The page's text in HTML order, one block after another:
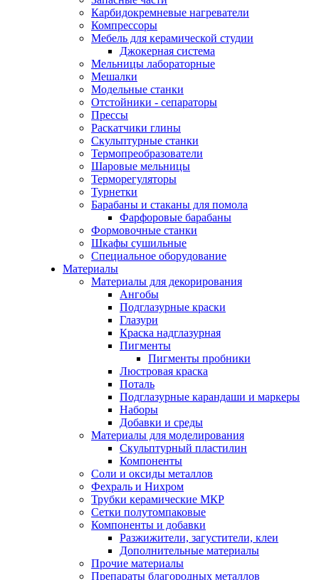
Карбидокремневые нагреватели
Компрессоры
Мебель для керамической студии
Джокерная система
Мельницы лабораторные
Мешалки
Модельные станки
Отстойники - сепараторы
Прессы
Раскатчики глины
Скульптурные станки
Термопреобразователи
Шаровые мельницы
Терморегуляторы
Турнетки
Барабаны и стаканы для помола
Фарфоровые барабаны
Формовочные станки
Шкафы сушильные
Специальное оборудование
Материалы
Материалы для декорирования
Ангобы
Подглазурные краски
Глазури
Краска надглазурная
Пигменты
Пигменты пробники
Люстровая краска
Поталь
Подглазурные карандаши и маркеры
Наборы
Добавки и среды
Материалы для моделирования
Скульптурный пластилин
Компоненты
Соли и оксиды металлов
Фехраль и Нихром
Трубки керамические МКР
Сетки полутомпаковые
Компоненты и добавки
Разжижители, загустители, клеи
Дополнительные материалы
Прочие материалы
Препараты благородных металлов